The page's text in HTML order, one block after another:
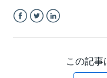
この記事